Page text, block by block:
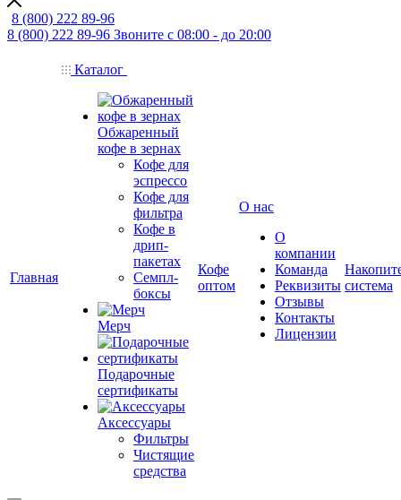
8 (800) 222 89-96
8 (800) 222 89-96 Звоните с 08:00 - до 20:00
Главная
Каталог
Обжаренный
кофе в зернах
Кофе для
эспрессо
Кофе для
фильтра
Кофе в
дрип-
пакетах
Семпл-
боксы
Мерч
Подарочные
сертификаты
Аксессуары
Фильтры
Чистящие
средства
Кофе
оптом
О нас
О
компании
Команда
Реквизиты
Отзывы
Контакты
Лицензии
система